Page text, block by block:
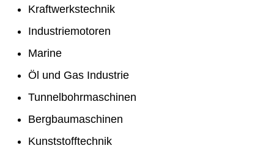
Kraftwerkstechnik
Industriemotoren
Marine
Öl und Gas Industrie
Tunnelbohrmaschinen
Bergbaumaschinen
Kunststofftechnik